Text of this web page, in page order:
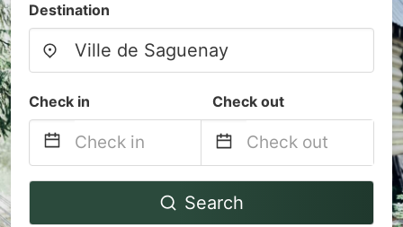
Destination
Check in Check out
Navigate
Navigate
Search